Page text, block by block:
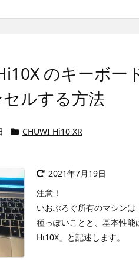
のキーボ
ルする方法
CHUWI Hi10 XR
2021年7月19日
注意！
いおぶろぐ所有のマシン
種っぽいことと、基本性
Hi10X」と記述します。